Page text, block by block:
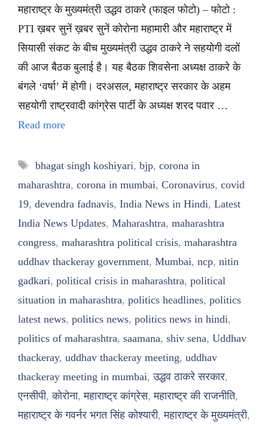
महाराष्ट्र के मुख्यमंत्री उद्धव ठाकरे (फाइल फोटो) – फोटो :
PTI ख़बर सुनें ख़बर सुनें कोरोना महामारी और महाराष्ट्र में
सियासी संकट के बीच मुख्यमंत्री उद्धव ठाकरे ने सहयोगी दलों
की आज बैठक बुलाई है। यह बैठक शिवसेना अध्यक्ष ठाकरे के
बंगले ‘वर्षा’ में होगी। दरअसल, महाराष्ट्र सरकार के अहम
सहयोगी राष्ट्रवादी कांग्रेस पार्टी के अध्यक्ष शरद पवार …
Read more
Tags
bhagat singh koshiyari, bjp, corona in
maharashtra, corona in mumbai, Coronavirus, covid
19, devendra fadnavis, India News in Hindi, Latest
India News Updates, Maharashtra, maharashtra
congress, maharashtra political crisis, maharashtra
uddhav thackeray government, Mumbai, ncp, nitin
gadkari, political crisis in maharashtra, political
situation in maharashtra, politics headlines, politics
latest news, politics news, politics news in hindi,
politics of maharashtra, saamana, shiv sena, Uddhav
thackeray, uddhav thackeray meeting, uddhav
thackeray meeting in mumbai,उद्धव ठाकरे सरकार,
एनसीपी,कोरोना,महाराष्ट्र कांग्रेस,महाराष्ट्र की राजनीति,
महाराष्ट्र के गवर्नर भगत सिंह कोश्यारी,महाराष्ट्र के मुख्यमंत्री,